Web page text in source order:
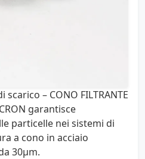
scarico – CONO FILTRANTE
garantisce
particelle nei sistemi di
a cono in acciaio
30µm.